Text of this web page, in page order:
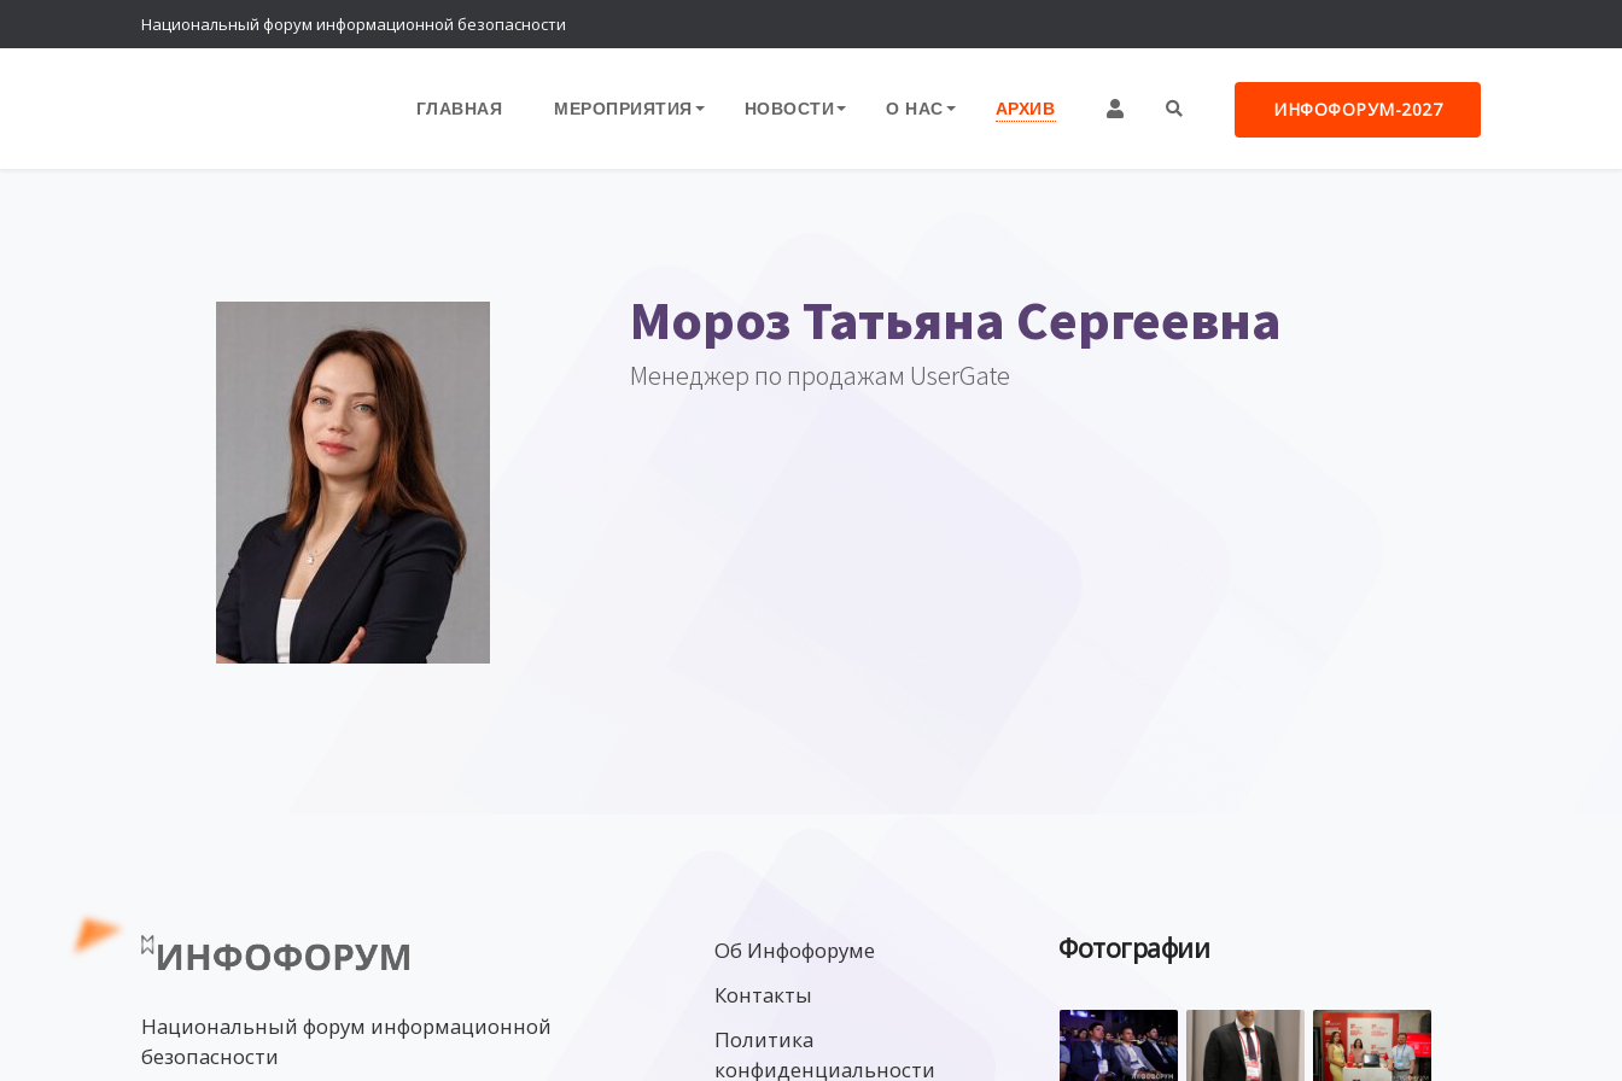
Национальный форум информационной безопасности
ГЛАВНАЯ МЕРОПРИЯТИЯ НОВОСТИ О НАС АРХИВ ИНФОФОРУМ-2027
Мороз Татьяна Сергеевна
Менеджер по продажам UserGate
Национальный форум информационной
безопасности
Об Инфофоруме
Контакты
Политика
конфиденциальности
Фотографии